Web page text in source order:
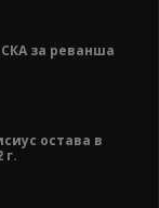
за реванша
остава в
г.